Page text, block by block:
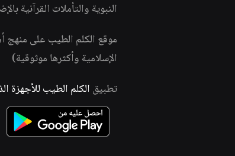
النبوية والتأملات القرآنية
موقع الكلم الطيب على منهج
الإسلامية وأكثرها موثوقية)
تطبيق الكلم الطيب للأجهزة